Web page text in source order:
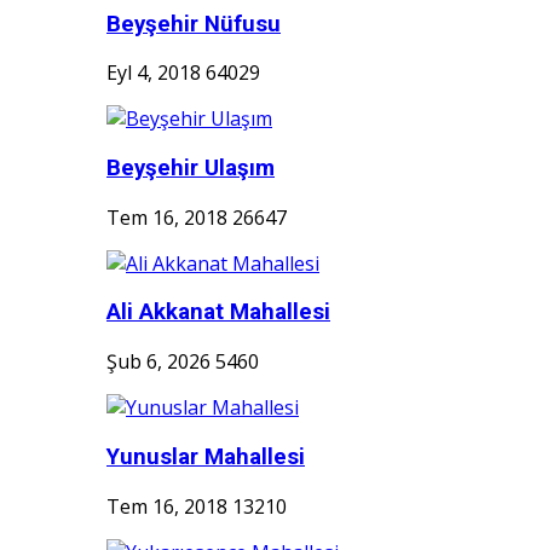
Beyşehir Nüfusu
Eyl 4, 2018 64029
Beyşehir Ulaşım
Tem 16, 2018 26647
Ali Akkanat Mahallesi
Şub 6, 2026 5460
Yunuslar Mahallesi
Tem 16, 2018 13210